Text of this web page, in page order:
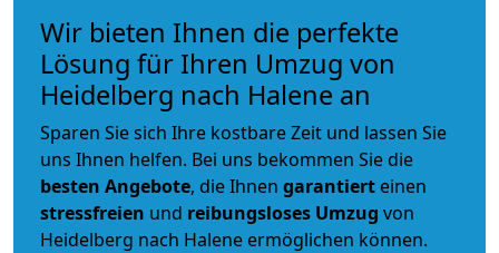
Wir bieten Ihnen die perfekte
Lösung für Ihren Umzug von
Heidelberg nach Halene an
Sparen Sie sich Ihre kostbare Zeit und lassen Sie
uns Ihnen helfen. Bei uns bekommen Sie die
besten Angebote, die Ihnen garantiert einen
stressfreien und reibungsloses Umzug von
Heidelberg nach Halene ermöglichen können.